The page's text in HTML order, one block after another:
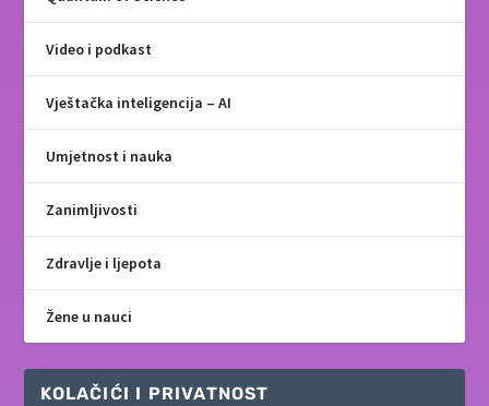
Video i podkast
Vještačka inteligencija – AI
Umjetnost i nauka
Zanimljivosti
Zdravlje i ljepota
Žene u nauci
KOLAČIĆI I PRIVATNOST